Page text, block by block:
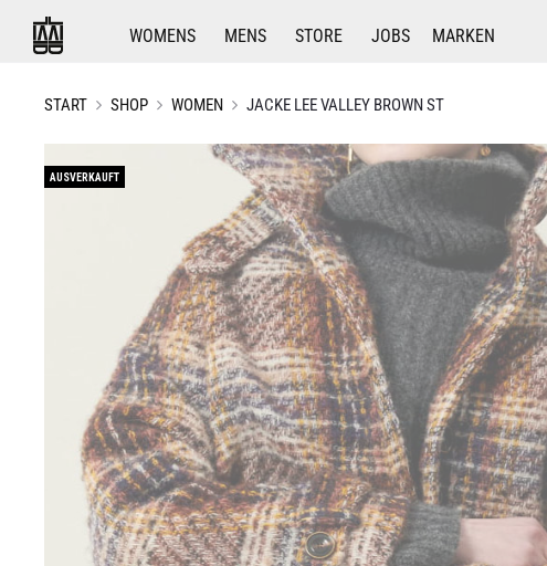
WOMENS MENS STORE JOBS MARKEN
START SHOP WOMEN JACKE LEE VALLEY BROWN ST
AUSVERKAUFT